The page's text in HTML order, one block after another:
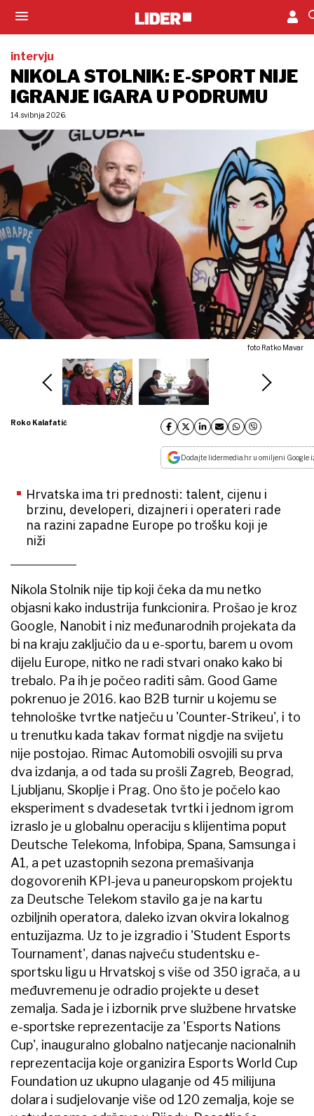
intervju
NIKOLA STOLNIK: E-SPORT NIJE
IGRANJE IGARA U PODRUMU
14. svibnja 2026.
foto Ratko Mavar
Roko Kalafatić
Dodajte lidermedia.hr u omiljeni Google
Hrvatska ima tri prednosti: talent, cijenu i
brzinu, developeri, dizajneri i operateri rade
na razini zapadne Europe po trošku koji je
niži
Nikola Stolnik nije tip koji čeka da mu netko
objasni kako industrija funkcionira. Prošao je kroz
Google, Nanobit i niz međunarodnih projekata da
bi na kraju zaključio da u e-sportu, barem u ovom
dijelu Europe, nitko ne radi stvari onako kako bi
trebalo. Pa ih je počeo raditi sâm. Good Game
pokrenuo je 2016. kao B2B turnir u kojemu se
tehnološke tvrtke natječu u 'Counter-Strikeu', i to
u trenutku kada takav format nigdje na svijetu
nije postojao. Rimac Automobili osvojili su prva
dva izdanja, a od tada su prošli Zagreb, Beograd,
Ljubljanu, Skoplje i Prag. Ono što je počelo kao
eksperiment s dvadesetak tvrtki i jednom igrom
izraslo je u globalnu operaciju s klijentima poput
Deutsche Telekoma, Infobipa, Spana, Samsunga i
A1, a pet uzastopnih sezona premašivanja
dogovorenih KPI-jeva u paneuropskom projektu
za Deutsche Telekom stavilo ga je na kartu
ozbiljnih operatora, daleko izvan okvira lokalnog
entuzijazma. Uz to je izgradio i 'Student Esports
Tournament', danas najveću studentsku e-
sportsku ligu u Hrvatskoj s više od 350 igrača, a u
međuvremenu je odradio projekte u deset
zemalja. Sada je i izbornik prve službene hrvatske
e-sportske reprezentacije za 'Esports Nations
Cup', inauguralno globalno natjecanje nacionalnih
reprezentacija koje organizira Esports World Cup
Foundation uz ukupno ulaganje od 45 milijuna
dolara i sudjelovanje više od 120 zemalja, koje se